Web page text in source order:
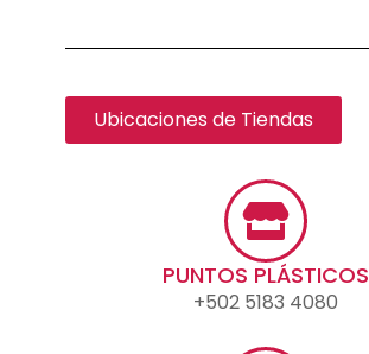
Ubicaciones de Tiendas
PUNTOS PLÁSTICOS
+502 5183 4080